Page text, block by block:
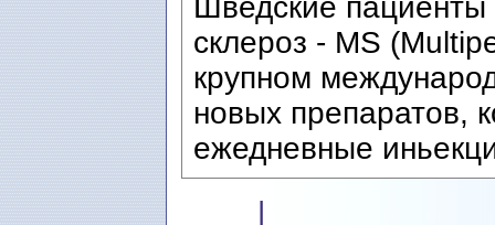
Шведские пациенты
склероз - MS
крупном
новых препаратов,
ежедневные
|